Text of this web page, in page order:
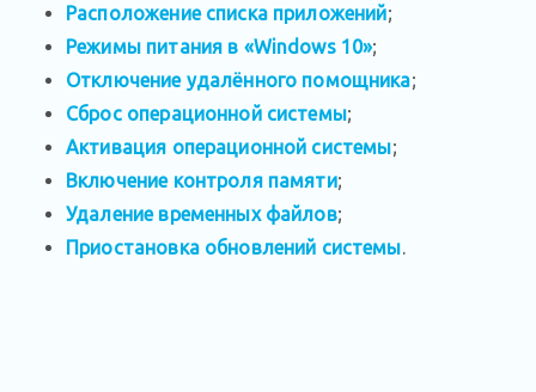
Расположение списка приложений;
Режимы питания в «Windows 10»;
Отключение удалённого помощника;
Сброс операционной системы;
Активация операционной системы;
Включение контроля памяти;
Удаление временных файлов;
Приостановка обновлений системы